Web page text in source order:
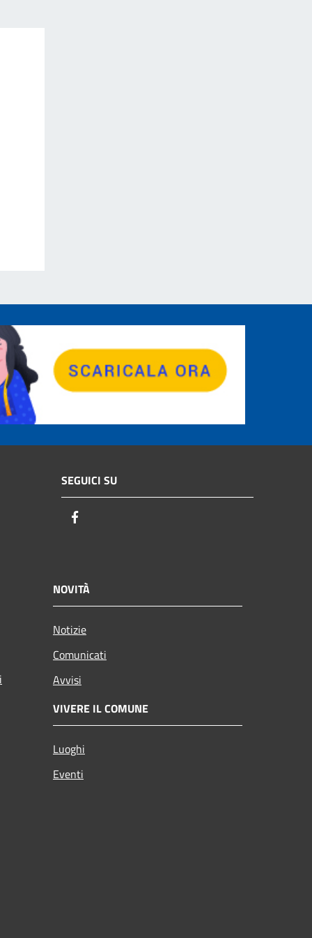
SEGUICI SU
NOVITÀ
Notizie
Comunicati
Avvisi
VIVERE IL COMUNE
Luoghi
Eventi